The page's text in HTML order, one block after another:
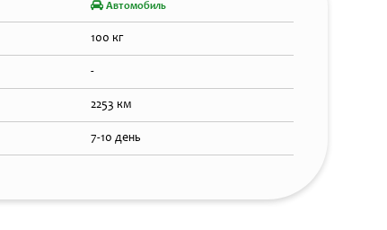
Автомобиль
100 кг
-
2253 км
7-10 день